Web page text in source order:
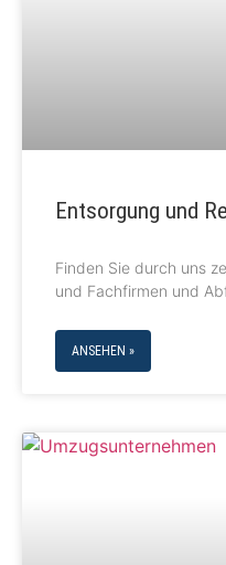
Entsorgung und
Finden Sie durch uns
und Fachfirmen und
ANSEHEN »